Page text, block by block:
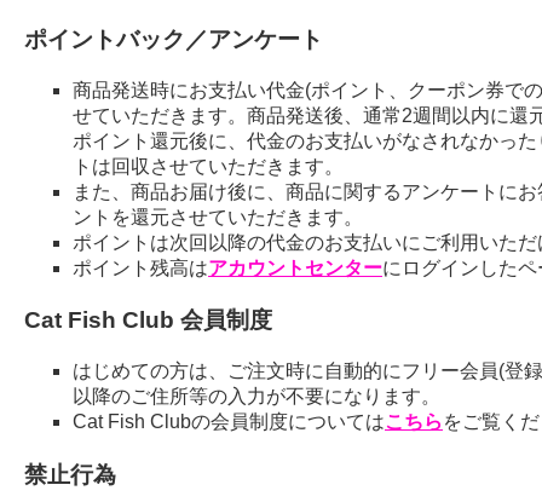
ポイントバック／アンケート
商品発送時にお支払い代金(ポイント、クーポン券で
せていただきます。商品発送後、通常2週間以内に還
ポイント還元後に、代金のお支払いがなされなかっ
トは回収させていただきます。
また、商品お届け後に、商品に関するアンケートに
ントを還元させていただきます。
ポイントは次回以降の代金のお支払いにご利用いた
ポイント残高はアカウントセンターにログインした
Cat Fish Club 会員制度
はじめての方は、ご注文時に自動的にフリー会員(登
以降のご住所等の入力が不要になります。
Cat Fish Clubの会員制度についてはこちら をご覧く
禁止行為